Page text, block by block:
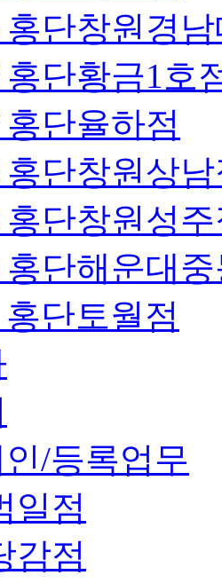
홍단창원경
홍단황금1호
홍단율하점
홍단창원상
홍단창원성
홍단해운대
홍단토월점
/등록업무
일점
감점